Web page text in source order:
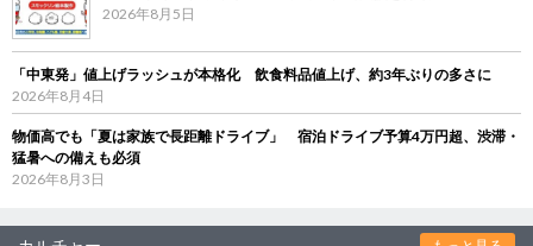
2026年8月5日
「中東発」値上げラッシュが本格化 飲食料品値上げ、約3年ぶりの多さに
2026年8月4日
物価高でも「夏は家族で長距離ドライブ」 宿泊ドライブ予算4万円超、渋滞・
猛暑への備えも必須
2026年8月3日